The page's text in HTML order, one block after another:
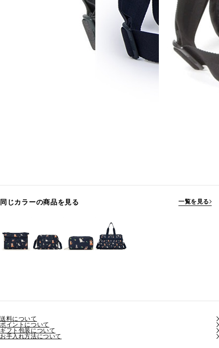
同じカラーの商品を見る 一覧を見る
送料について
ポイントについて
ギフト包装について
お手入れ方法について